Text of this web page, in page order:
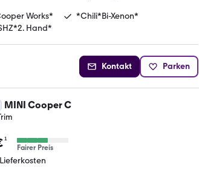
Works*
*Chili*Bi-Xenon*
Hand*
Kontakt Parken
MINI Cooper C
¹
Fairer Preis